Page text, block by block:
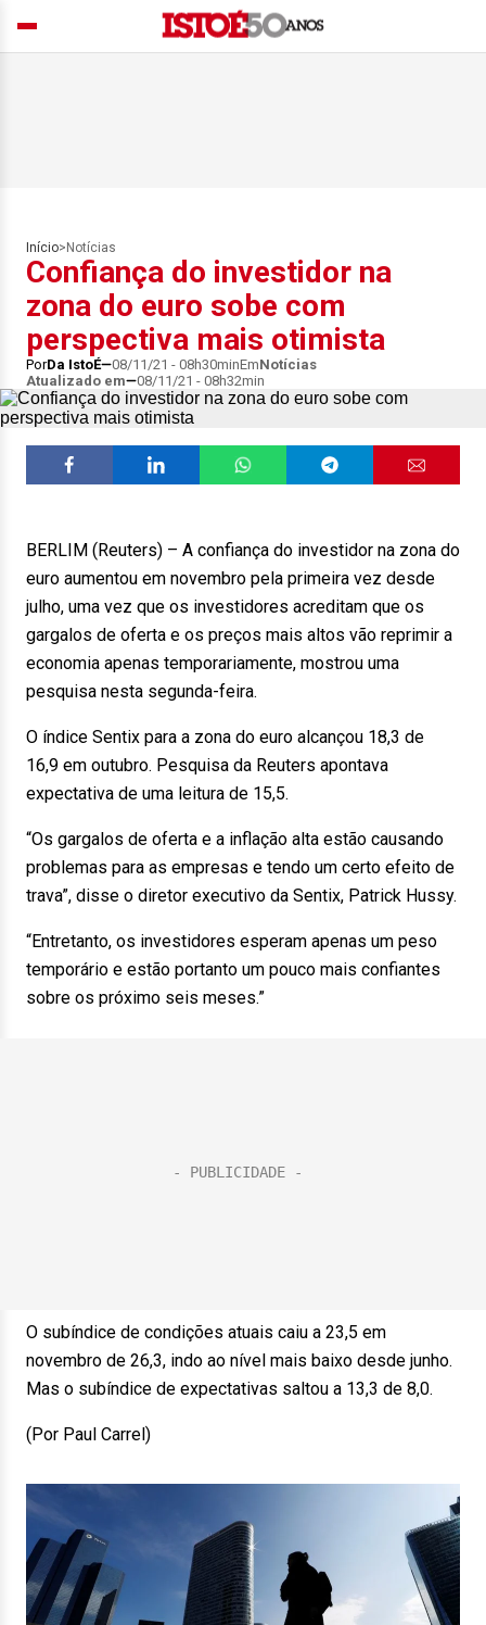
Início> Notícias
Confiança do investidor na
zona do euro sobe com
perspectiva mais otimista
PorDa IstoÉ 08/11/21 - 08h30minEmNotícias
Atualizado em
08/11/21 - 08h32min
BERLIM (Reuters) – A confiança do investidor na zona do
euro aumentou em novembro pela primeira vez desde
julho, uma vez que os investidores acreditam que os
gargalos de oferta e os preços mais altos vão reprimir a
economia apenas temporariamente, mostrou uma
pesquisa nesta segunda-feira.
O índice Sentix para a zona do euro alcançou 18,3 de
16,9 em outubro. Pesquisa da Reuters apontava
expectativa de uma leitura de 15,5.
“Os gargalos de oferta e a inflação alta estão causando
problemas para as empresas e tendo um certo efeito de
trava”, disse o diretor executivo da Sentix, Patrick Hussy.
“Entretanto, os investidores esperam apenas um peso
temporário e estão portanto um pouco mais confiantes
sobre os próximo seis meses.”
O subíndice de condições atuais caiu a 23,5 em
novembro de 26,3, indo ao nível mais baixo desde junho.
Mas o subíndice de expectativas saltou a 13,3 de 8,0.
(Por Paul Carrel)